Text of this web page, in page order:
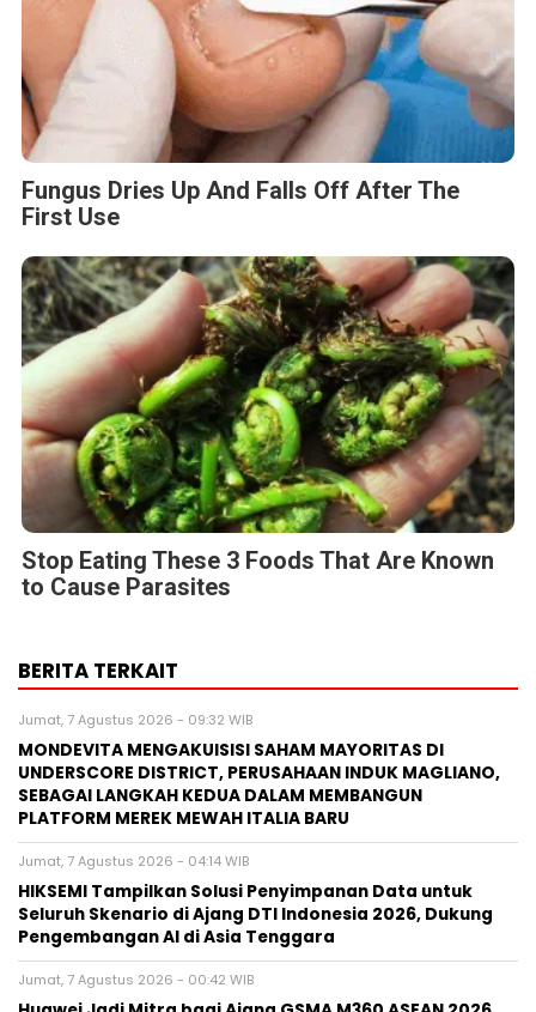
Fungus Dries Up And Falls Off After The
First Use
Stop Eating These 3 Foods That Are Known
to Cause Parasites
BERITA TERKAIT
Jumat, 7 Agustus 2026 - 09:32 WIB
MONDEVITA MENGAKUISISI SAHAM MAYORITAS DI
UNDERSCORE DISTRICT, PERUSAHAAN INDUK MAGLIANO,
SEBAGAI LANGKAH KEDUA DALAM MEMBANGUN
PLATFORM MEREK MEWAH ITALIA BARU
Jumat, 7 Agustus 2026 - 04:14 WIB
HIKSEMI Tampilkan Solusi Penyimpanan Data untuk
Seluruh Skenario di Ajang DTI Indonesia 2026, Dukung
Pengembangan AI di Asia Tenggara
Jumat, 7 Agustus 2026 - 00:42 WIB